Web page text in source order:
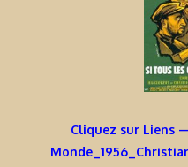
Cliquez sur Liens